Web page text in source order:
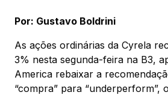
Por: Gustavo Boldrini
As ações ordinárias da Cyrela
3% nesta segunda-feira na B3,
America rebaixar a
“compra” para “underperform”,